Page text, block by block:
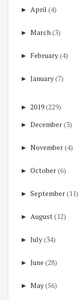
► April (4)
► March(3)
► February(4)
► January(7)
► 2019(229)
► December(3)
► November(4)
► October(6)
► September(11)
► August(12)
► July(34)
► June (28)
► May(56)